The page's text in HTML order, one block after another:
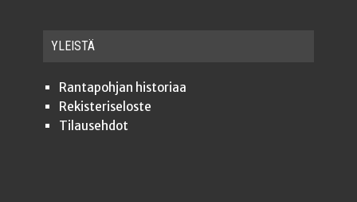
YLEISTÄ
Ran­ta­poh­jan historiaa
Rekis­te­ri­se­los­te
Tilauseh­dot